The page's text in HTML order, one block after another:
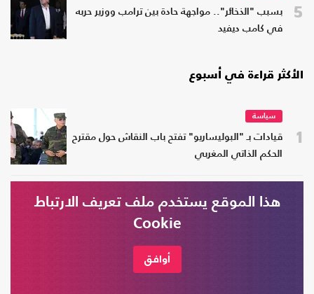
5
بسبب "الذخائر".. مواجهة حادة بين ترامب ووزير حربه
في كامب ديفيد
الأكثر قراءة في أسبوع
1
سياسة
قيادات بـ "البوليساريو" تفتح باب النقاش حول مقترح
الحكم الذاتي المغربي
سياسة
تفاصيل الضربة الوشيكة على إيران.. لهذا السبب
هذا الموقع يستخدم ملف تعريف الارتباط
Cookie
أوافق